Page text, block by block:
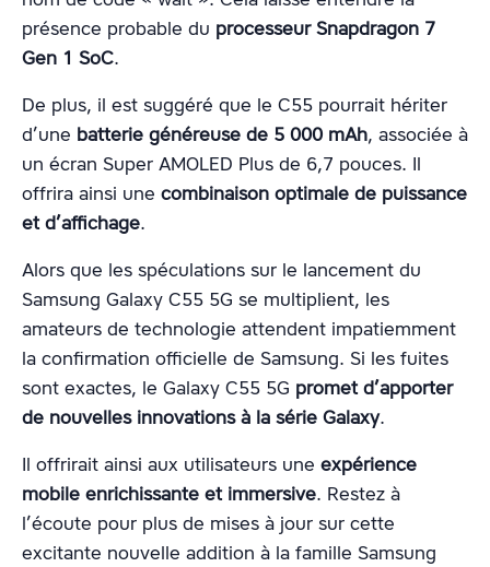
présence probable du processeur Snapdragon 7
Gen 1 SoC.
De plus, il est suggéré que le C55 pourrait hériter
d’une batterie généreuse de 5 000 mAh, associée à
un écran Super AMOLED Plus de 6,7 pouces. Il
offrira ainsi une combinaison optimale de puissance
et d’affichage.
Alors que les spéculations sur le lancement du
Samsung Galaxy C55 5G se multiplient, les
amateurs de technologie attendent impatiemment
la confirmation officielle de Samsung. Si les fuites
sont exactes, le Galaxy C55 5G promet d’apporter
de nouvelles innovations à la série Galaxy.
Il offrirait ainsi aux utilisateurs une expérience
mobile enrichissante et immersive. Restez à
l’écoute pour plus de mises à jour sur cette
excitante nouvelle addition à la famille Samsung